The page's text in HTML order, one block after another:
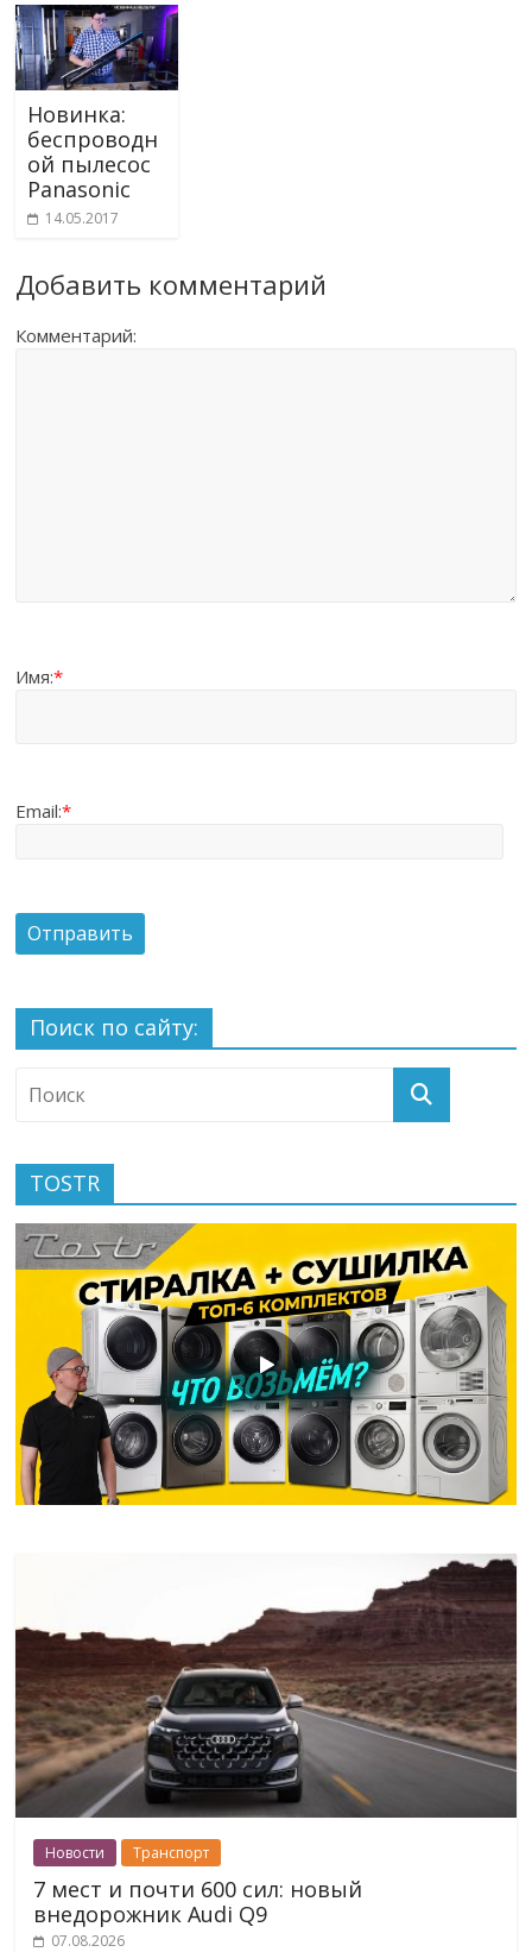
Новинка:
беспроводн
ой пылесос
Panasonic
14.05.2017
Добавить комментарий
Комментарий:
Имя:*
Email:*
Поиск по сайту:
TOSTR
Новости Транспорт
7 мест и почти 600 сил: новый
внедорожник Audi Q9
07.08.2026